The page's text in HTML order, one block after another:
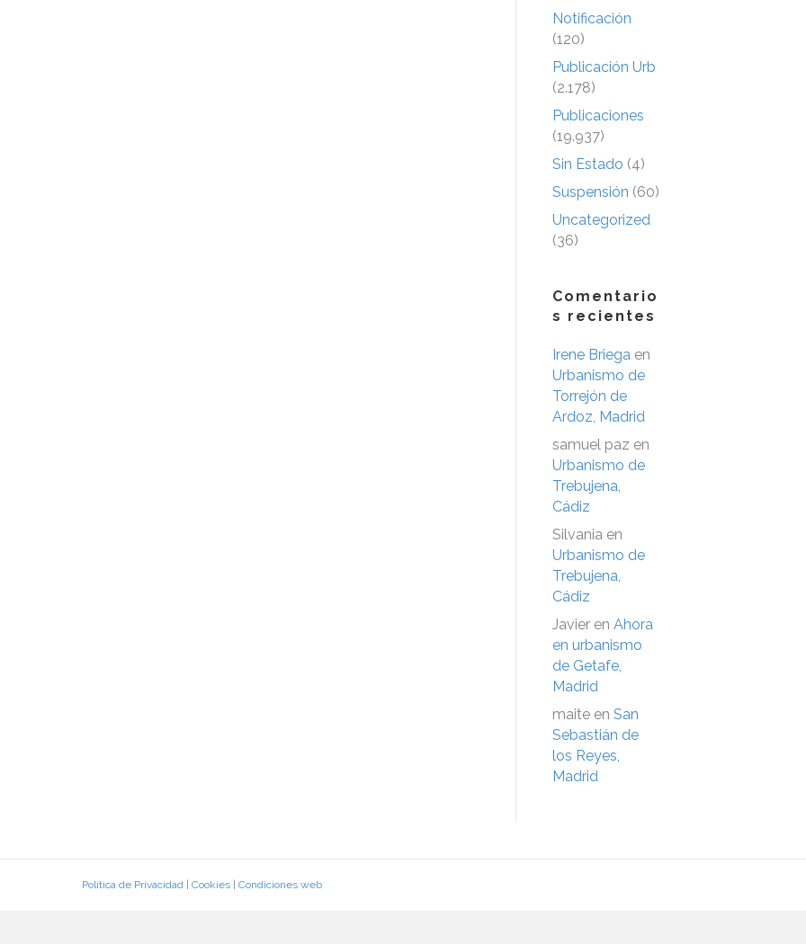
Notificación
(120)
Publicación Urb
(2.178)
Publicaciones
(19.937)
Sin Estado (4)
Suspensión (60)
Uncategorized
(36)
Comentario
s recientes
Irene Briega en
Urbanismo de
Torrejón de
Ardoz, Madrid
samuel paz en
Urbanismo de
Trebujena,
Cádiz
Silvania en
Urbanismo de
Trebujena,
Cádiz
Javier en Ahora
en urbanismo
de Getafe,
Madrid
maite en San
Sebastián de
los Reyes,
Madrid
Política de Privacidad| Cookies| Condiciones web